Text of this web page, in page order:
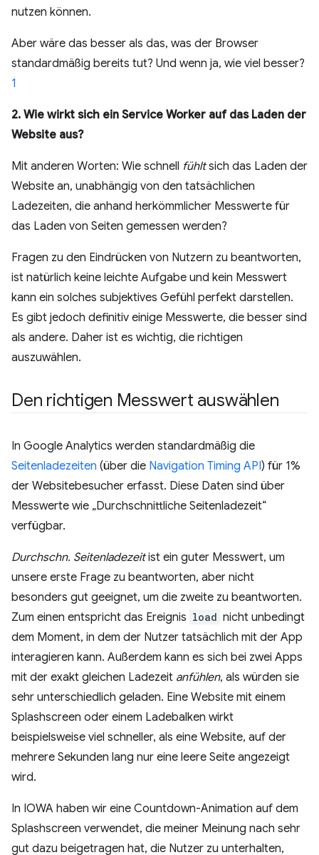
nutzen können.
Aber wäre das besser als das, was der Browser
standardmäßig bereits tut? Und wenn ja, wie viel besser?
1
2. Wie wirkt sich ein Service Worker auf das Laden der
Website aus?
Mit anderen Worten: Wie schnell fühltsich das Laden der
Website an, unabhängig von den tatsächlichen
Ladezeiten, die anhand herkömmlicher Messwerte für
das Laden von Seiten gemessen werden?
Fragen zu den Eindrücken von Nutzern zu beantworten,
ist natürlich keine leichte Aufgabe und kein Messwert
kann ein solches subjektives Gefühl perfekt darstellen.
Es gibt jedoch definitiv einige Messwerte, die besser sind
als andere. Daher ist es wichtig, die richtigen
auszuwählen.
Den richtigen Messwert auswählen
In Google Analytics werden standardmäßig die
Seitenladezeiten (über die Navigation Timing API) für 1%
der Websitebesucher erfasst. Diese Daten sind über
Messwerte wie „Durchschnittliche Seitenladezeit“
verfügbar.
Durchschn. Seitenladezeitist ein guter Messwert, um
unsere erste Frage zu beantworten, aber nicht
besonders gut geeignet, um die zweite zu beantworten.
Zum einen entspricht das Ereignis load nicht unbedingt
dem Moment, in dem der Nutzer tatsächlich mit der App
interagieren kann. Außerdem kann es sich bei zwei Apps
mit der exakt gleichen Ladezeit anfühlen, als würden sie
sehr unterschiedlich geladen. Eine Website mit einem
Splashscreen oder einem Ladebalken wirkt
beispielsweise viel schneller, als eine Website, auf der
mehrere Sekunden lang nur eine leere Seite angezeigt
wird.
In IOWA haben wir eine Countdown-Animation auf dem
Splashscreen verwendet, die meiner Meinung nach sehr
gut dazu beigetragen hat, die Nutzer zu unterhalten,